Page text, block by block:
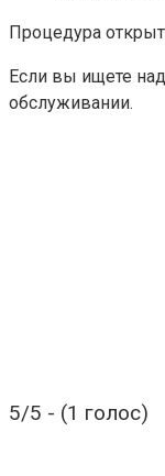
Процедура
Если вы ищете
обслуживании.
5/5 - (1 голос)